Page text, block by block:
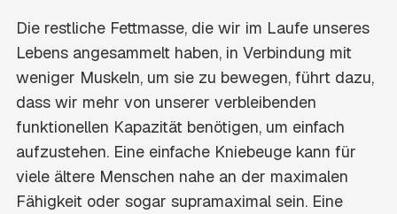
Die restliche Fettmasse, die wir im Laufe unseres
Lebens angesammelt haben, in Verbindung mit
weniger Muskeln, um sie zu bewegen, führt dazu,
dass wir mehr von unserer verbleibenden
funktionellen Kapazität benötigen, um einfach
aufzustehen. Eine einfache Kniebeuge kann für
viele ältere Menschen nahe an der maximalen
Fähigkeit oder sogar supramaximal sein. Eine